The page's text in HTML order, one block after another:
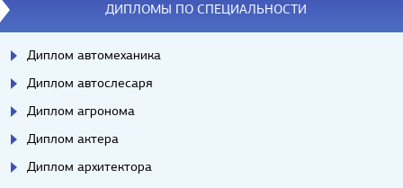
ДИПЛОМЫ ПО СПЕЦИАЛЬНОСТИ
Диплом автомеханика
Диплом автослесаря
Диплом агронома
Диплом актера
Диплом архитектора